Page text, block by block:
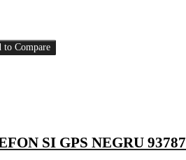
to Compare
SI GPS NEGRU